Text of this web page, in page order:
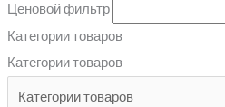
Ценовой фильтр
Категории товаров
Категории товаров